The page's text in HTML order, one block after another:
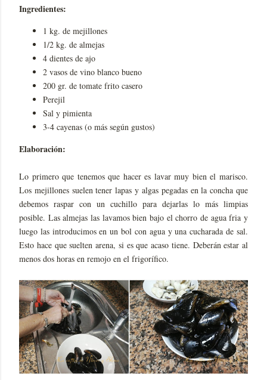
Ingredientes:
1 kg. de mejillones
1/2 kg. de almejas
4 dientes de ajo
2 vasos de vino blanco bueno
200 gr. de tomate frito casero
Perejil
Sal y pimienta
3-4 cayenas (o más según gustos)
Elaboración:
Lo primero que tenemos que hacer es lavar muy bien el marisco.
Los mejillones suelen tener lapas y algas pegadas en la concha que
debemos raspar con un cuchillo para dejarlas lo más limpias
posible. Las almejas las lavamos bien bajo el chorro de agua fria y
luego las introducimos en un bol con agua y una cucharada de sal.
Esto hace que suelten arena, si es que acaso tiene. Deberán estar al
menos dos horas en remojo en el frigorífico.